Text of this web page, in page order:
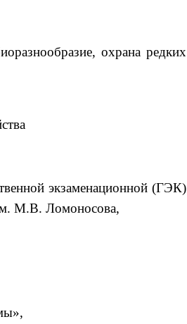
охрана редких
экзаменационной (ГЭК)
М.В. Ломоносова,